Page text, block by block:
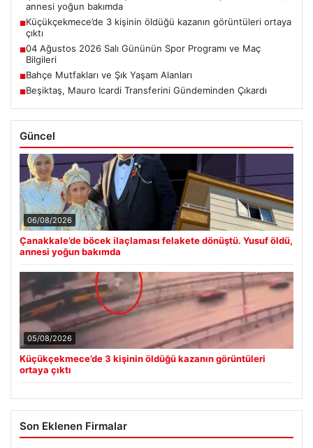
annesi yoğun bakımda
■Küçükçekmece’de 3 kişinin öldüğü kazanın görüntüleri ortaya
çıktı
■04 Ağustos 2026 Salı Gününün Spor Programı ve Maç
Bilgileri
■Bahçe Mutfakları ve Şık Yaşam Alanları
■Beşiktaş, Mauro Icardi Transferini Gündeminden Çıkardı
Güncel
06/08/2026
Çanakkale’de böcek ilaçlaması felakete dönüştü. Yusuf öldü,
annesi yoğun bakımda
05/08/2026
Küçükçekmece’de 3 kişinin öldüğü kazanın görüntüleri
ortaya çıktı
Son Eklenen Firmalar